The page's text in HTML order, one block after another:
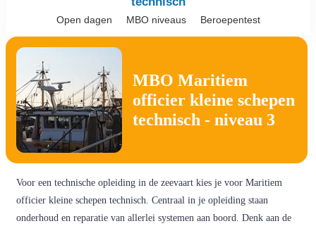
Open dagen MBO niveaus Beroepentest
MBO Maritiem
officier kleine schepen
technisch - niveau 3
Voor een technische opleiding in de zeevaart kies je voor Maritiem
officier kleine schepen technisch. Centraal in je opleiding staan
onderhoud en reparatie van allerlei systemen aan boord. Denk aan de